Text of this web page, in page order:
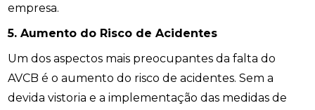
empresa.
5. Aumento do Risco de Acidentes
Um dos aspectos mais preocupantes da falta do
AVCB é o aumento do risco de acidentes. Sem a
devida vistoria e a implementação das medidas de